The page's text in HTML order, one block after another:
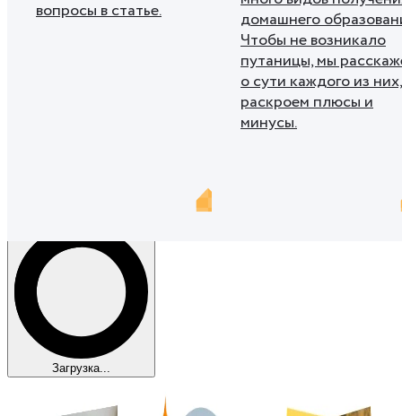
вопросы в статье.
домашнего
Чтобы не возникало
путаницы, мы
о сути каждого из них,
раскроем плюсы и
минусы.
Загрузка...